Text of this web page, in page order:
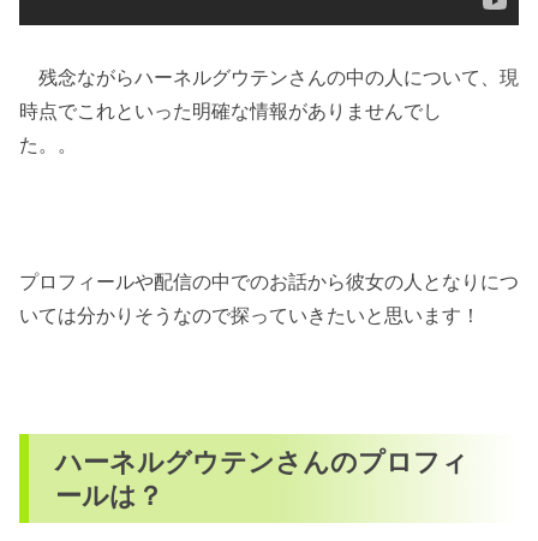
残念ながらハーネルグウテンさんの中の人について、現
時点でこれといった明確な情報がありませんでし
た。。
プロフィールや配信の中でのお話から彼女の人となりにつ
いては分かりそうなので探っていきたいと思います！
ハーネルグウテンさんのプロフィ
ールは？